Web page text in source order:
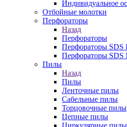
Индивидуальное
Отбойные молотки
Перфораторы
Назад
Перфораторы
Перфораторы SDS
Перфораторы SDS
Пилы
Назад
Пилы
Ленточные пилы
Сабельные пилы
Торцовочные пилы
Цепные пилы
Циркулярные пилы